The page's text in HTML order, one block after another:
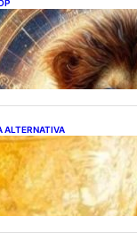
Leului 8/8:
pentru Cinci
ALTERNATIVA
băuturi
glicemiei sub
Ghidul specialistului